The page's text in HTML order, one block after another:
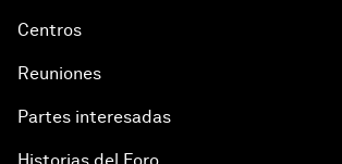
Centros
Reuniones
Partes interesadas